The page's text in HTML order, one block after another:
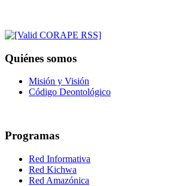
Quiénes somos
Misión y Visión
Código Deontológico
Programas
Red Informativa
Red Kichwa
Red Amazónica